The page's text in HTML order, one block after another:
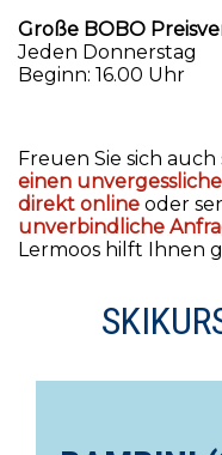
Große BOBO
Jeden Donnerstag
Beginn: 16.00 Uhr
Freuen Sie sich auch
einen
direkt online oder
unverbindliche
Lermoos hilft Ihnen